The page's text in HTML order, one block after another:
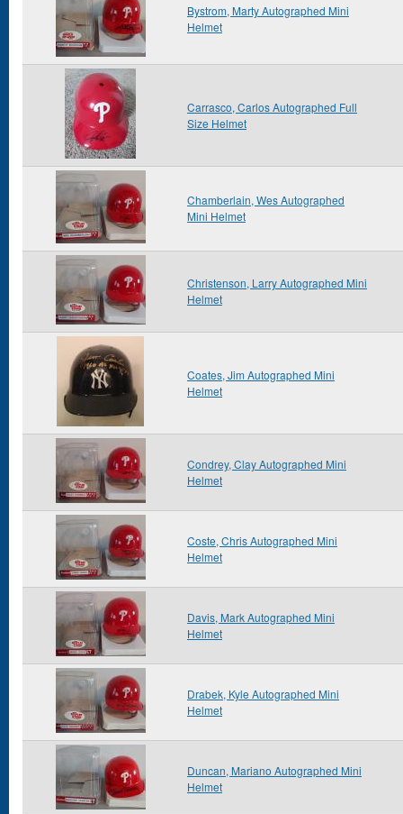
Bystrom, Marty Autographed Mini
Helmet
Carrasco, Carlos Autographed Full
Size Helmet
Chamberlain, Wes Autographed
Mini Helmet
Christenson, Larry Autographed Mini
Helmet
Coates, Jim Autographed Mini
Helmet
Condrey, Clay Autographed Mini
Helmet
Coste, Chris Autographed Mini
Helmet
Davis, Mark Autographed Mini
Helmet
Drabek, Kyle Autographed Mini
Helmet
Duncan, Mariano Autographed Mini
Helmet